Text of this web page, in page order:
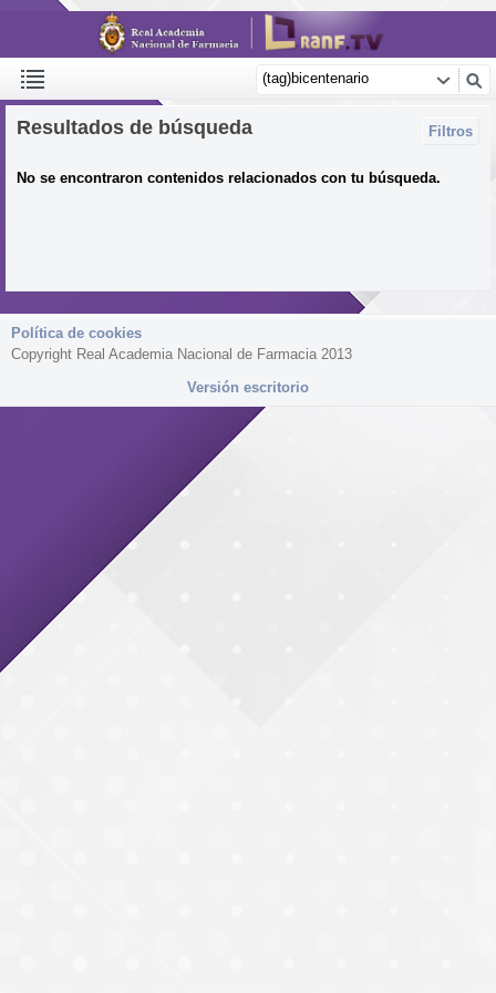
Filtros
Resultados de búsqueda
No se encontraron contenidos relacionados con tu búsqueda.
Política de cookies
Copyright Real Academia Nacional de Farmacia 2013
Versión escritorio